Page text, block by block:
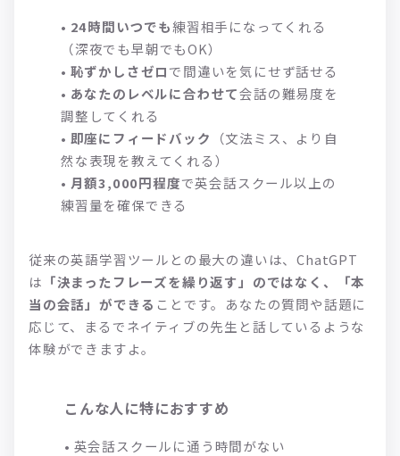
• 24時間いつでも練習相手になってくれる
（深夜でも早朝でもOK）
• 恥ずかしさゼロで間違いを気にせず話せる
• あなたのレベルに合わせて会話の難易度を
調整してくれる
• 即座にフィードバック
（文法ミス、より自
然な表現を教えてくれる）
• 月額3,000円程度で英会話スクール以上の
練習量を確保できる
従来の英語学習ツールとの最大の違いは、ChatGPT
は 「決まったフレーズを繰り返す」のではなく、「本
当の会話」ができる ことです。あなたの質問や話題に
応じて、まるでネイティブの先生と話しているような
体験ができますよ。
こんな人に特におすすめ
• 英会話スクールに通う時間がない